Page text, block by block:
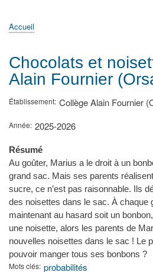
Accueil
ActualitésMATh.en.JEANS ?
Régions et Ateliers
Créer, gérer un atelier
Sujets/Publications
Congrès
d'Ariane
Accueil
Chocolats et
Alain Fournier
Établissement Collège Alain Fournier
Année 2025-2026
Résumé
Au goûter, Marius a le droit à un
grand sac. Mais ses parents
sucre, ce n’est pas raisonnable. Ils
des noisettes dans le sac. À chaque
maintenant au hasard soit un
une noisette, alors les parents de
nouvelles noisettes dans le sac ! Le
pouvoir manger tous ses bonbons ?
Mots clés probabilités